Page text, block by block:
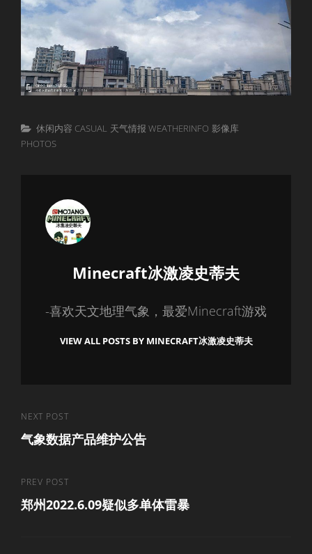
Categories
休闲内容 CASUAL 天气情报 WEATHERINFO 影像库
PHOTOS
Author:
Minecraft冰激凌史蒂夫
-喜欢天文地理气象，最爱Minecraft游戏
VIEW ALL POSTS BY MINECRAFT冰激凌史蒂夫
文
章
航
Previous
Post
PREV POST
郑州2022.6.09疑似多单体雷暴
Next
Post
NEXT POST
气象数据产品维护公告